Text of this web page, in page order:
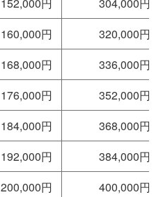
160,000円
320,000円
168,000円
336,000円
176,000円
352,000円
184,000円
368,000円
192,000円
384,000円
200,000円
400,000円